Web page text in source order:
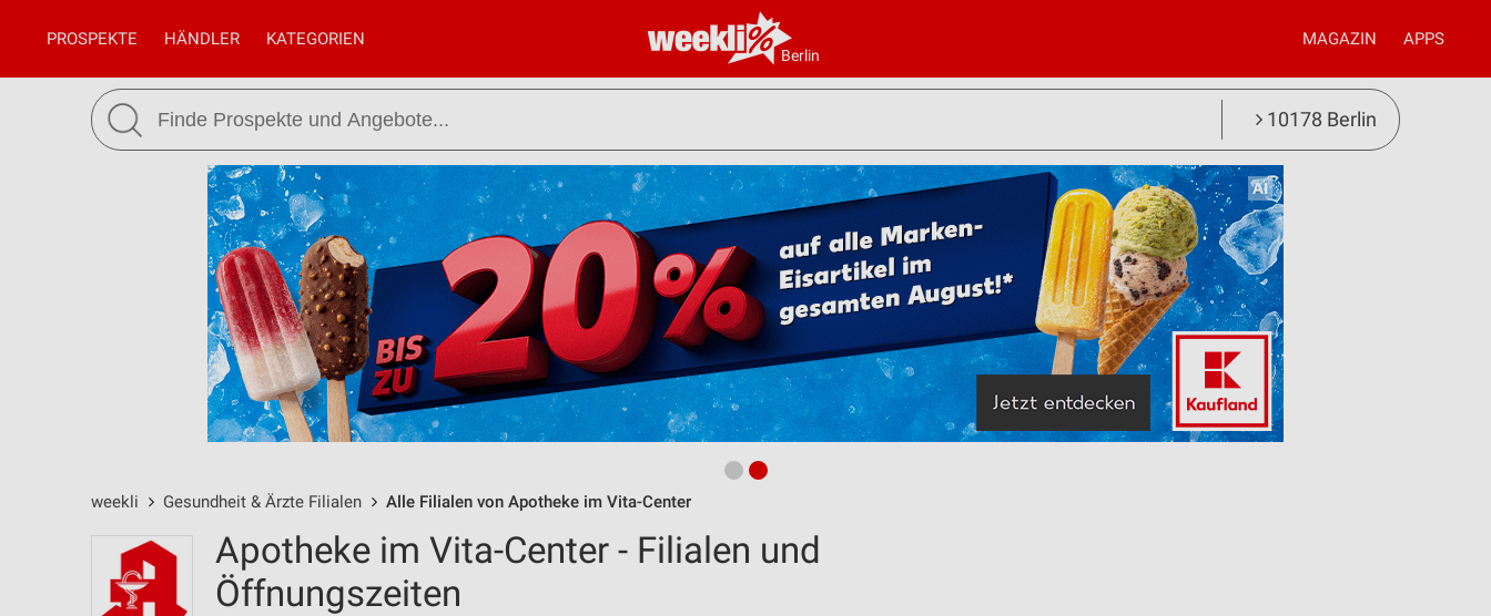
Berlin
PROSPEKTE HÄNDLER KATEGORIEN MAGAZIN APPS
10178 Berlin
weekli Gesundheit & Ärzte Filialen Alle Filialen von Apotheke im Vita-Center
Apotheke im Vita-Center - Filialen und
Öffnungszeiten